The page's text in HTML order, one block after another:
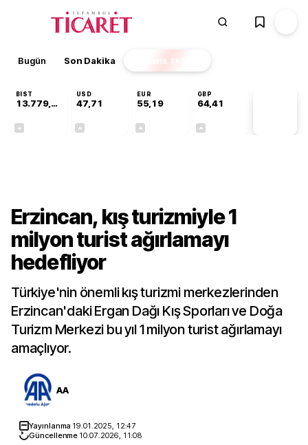
Bugün Son Dakika Finans EKSTRA
BIST
13.779,39
USD
47,71
EUR
55,19
GBP
64,41
Erzincan, kış turizmiyle 1
milyon turist ağırlamayı
hedefliyor
Türkiye'nin önemli kış turizmi merkezlerinden
Erzincan'daki Ergan Dağı Kış Sporları ve Doğa
Turizm Merkezi bu yıl 1 milyon turist ağırlamayı
amaçlıyor.
AA
Yayınlanma 19.01.2025, 12:47
Güncellenme 10.07.2026, 11:08